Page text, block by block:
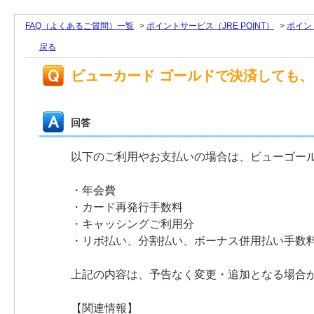
FAQ（よくあるご質問）一覧 > ポイントサービス（JRE POINT） > ポイン
戻る
ビューカード ゴールドで決済しても
回答
以下のご利用やお支払いの場合は、ビューゴー
・年会費
・カード再発行手数料
・キャッシングご利用分
・リボ払い、分割払い、ボーナス併用払い
上記の内容は、予告なく変更・追加となる場合
【関連情報】